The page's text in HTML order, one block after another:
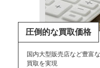
圧倒的な買取価格
国内大型販売店など豊富
買取を実現